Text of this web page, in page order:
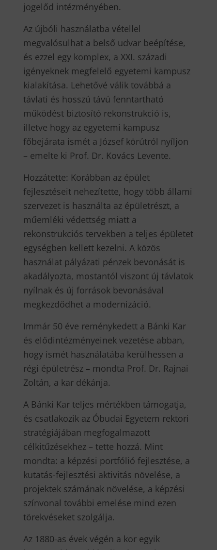
jogelőd intézményében.
Az újbóli használatba vétellel
megvalósulhat a belső udvar beépítése,
és ezzel egy komplex, a XXI. századi
igényeknek megfelelő egyetemi kampusz
kialakítása. Lehetővé válik továbbá a
távlati és hosszú távú fenntartható
működést biztosító rekonstrukció is,
illetve hogy az egyetemi kampusz
főbejárata ismét a József körútról nyíljon
– emelte ki Prof. Dr. Kovács Levente.
Hozzátette: Korábban az épület
fejlesztéseit nehezítette, hogy több állami
szervezet is használta az épületrészt, a
műemléki védettség miatt a
rekonstrukciós tervekben a teljes épületet
egységben kellett kezelni. A közös
használat pályázati pénzek bevonását is
akadályozta, mostantól viszont új távlatok
nyílnak és új források bevonásával
megkezdődhet a modernizáció.
Immár 50 éve reménykedett a Bánki Kar
és elődintézményeinek vezetése abban,
hogy ismét használatába kerülhessen a
régi épületrész – mondta Prof. Dr. Rajnai
Zoltán, a kar dékánja.
A Bánki Kar teljes mértékben támogatja,
és csatlakozik az Óbudai Egyetem rektori
stratégiájában megfogalmazott
célkitűzésekhez – tette hozzá. Mint
mondta: a képzési portfólió fejlesztése, a
kutatás-fejlesztési aktivitás növelése, a
projektek számának növelése, a képzési
színvonal további emelése mind ezen
törekvéseket szolgálja.
Az 1880-as évek végén a kor egyik